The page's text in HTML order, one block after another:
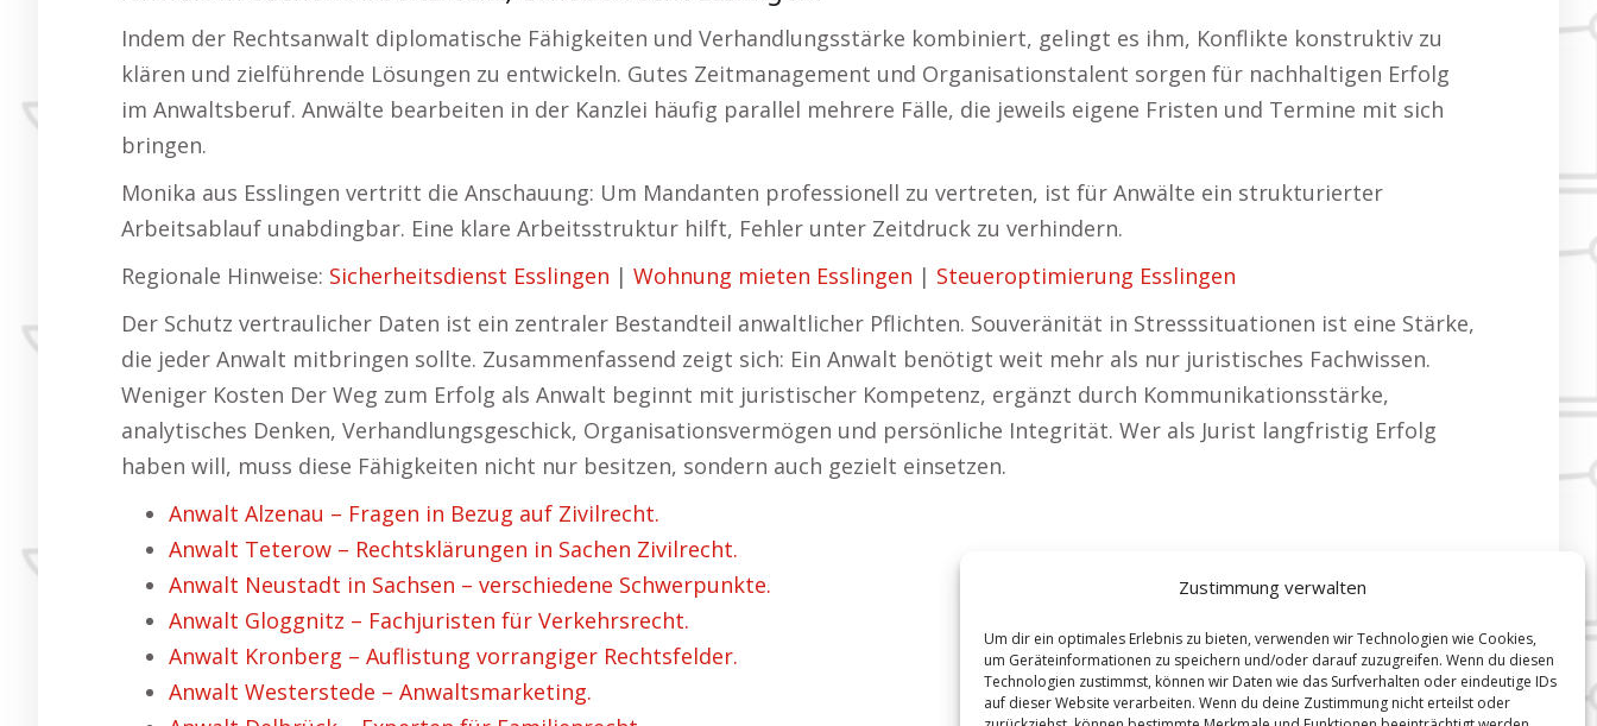
Zustimmung verwalten
Um dir ein optimales Erlebnis zu bieten, verwenden wir Technologien wie Cookies,
um Geräteinformationen zu speichern und/oder darauf zuzugreifen. Wenn du diesen
Technologien zustimmst, können wir Daten wie das Surfverhalten oder eindeutige IDs
auf dieser Website verarbeiten. Wenn du deine Zustimmung nicht erteilst oder
Indem der Rechtsanwalt diplomatische Fähigkeiten und Verhandlungsstärke kombiniert, gelingt es ihm, Konflikte konstruktiv zu
klären und zielführende Lösungen zu entwickeln. Gutes Zeitmanagement und Organisationstalent sorgen für nachhaltigen Erfolg
im Anwaltsberuf. Anwälte bearbeiten in der Kanzlei häufig parallel mehrere Fälle, die jeweils eigene Fristen und Termine mit sich
bringen.
Monika aus Esslingen vertritt die Anschauung: Um Mandanten professionell zu vertreten, ist für Anwälte ein strukturierter
Arbeitsablauf unabdingbar. Eine klare Arbeitsstruktur hilft, Fehler unter Zeitdruck zu verhindern.
Regionale Hinweise: Sicherheitsdienst Esslingen | Wohnung mieten Esslingen | Steueroptimierung Esslingen
Der Schutz vertraulicher Daten ist ein zentraler Bestandteil anwaltlicher Pflichten. Souveränität in Stresssituationen ist eine Stärke,
die jeder Anwalt mitbringen sollte. Zusammenfassend zeigt sich: Ein Anwalt benötigt weit mehr als nur juristisches Fachwissen.
Weniger Kosten Der Weg zum Erfolg als Anwalt beginnt mit juristischer Kompetenz, ergänzt durch Kommunikationsstärke,
analytisches Denken, Verhandlungsgeschick, Organisationsvermögen und persönliche Integrität. Wer als Jurist langfristig Erfolg
haben will, muss diese Fähigkeiten nicht nur besitzen, sondern auch gezielt einsetzen.
Anwalt Alzenau – Fragen in Bezug auf Zivilrecht.
Anwalt Teterow – Rechtsklärungen in Sachen Zivilrecht.
Anwalt Neustadt in Sachsen – verschiedene Schwerpunkte.
Anwalt Gloggnitz – Fachjuristen für Verkehrsrecht.
Anwalt Kronberg – Auflistung vorrangiger Rechtsfelder.
Anwalt Westerstede – Anwaltsmarketing.